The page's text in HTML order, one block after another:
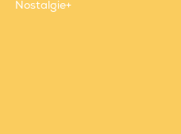
Nostalgie+